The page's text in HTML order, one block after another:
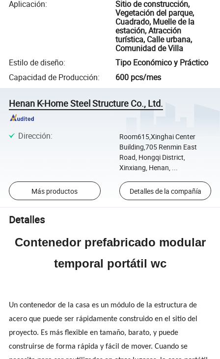
Aplicación:
Sitio de construcción,
Vegetación del parque,
Cuadrado, Muelle de la
estación, Atracción
turística, Calle urbana,
Comunidad de Villa
Estilo de diseño:
Tipo Económico y Práctico
Capacidad de Producción: 600 pcs/mes
Henan K-Home Steel Structure Co., Ltd.
Dirección:
Room615,Xinghai Center
Building,705 Renmin East
Road, Hongqi District,
Xinxiang, Henan, ...
Más productos Detalles de la compañía
Detalles
Contenedor prefabricado modular
temporal portátil wc
Un contenedor de la casa es un módulo de la estructura de
acero que puede ser rápidamente construido en el sitio del
proyecto. Es más flexible en tamaño, barato, y puede
construirse de forma rápida y fácil de mover. Cuando se